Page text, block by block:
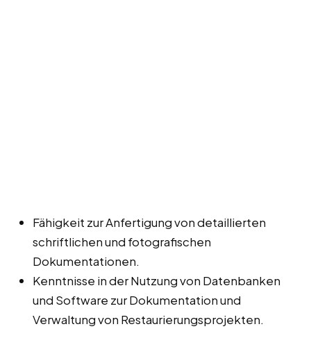
Fähigkeit zur Anfertigung von detaillierten
schriftlichen und fotografischen
Dokumentationen.
Kenntnisse in der Nutzung von Datenbanken
und Software zur Dokumentation und
Verwaltung von Restaurierungsprojekten.